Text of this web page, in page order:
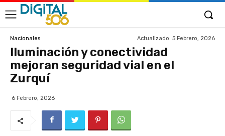
Nacionales Actualizado: 5 Febrero, 2026
Iluminación y conectividad
mejoran seguridad vial en el
Zurquí
6 Febrero, 2026